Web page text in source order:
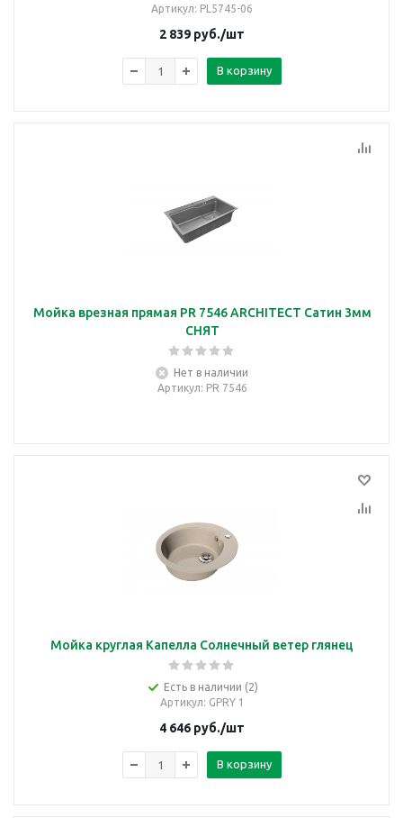
Артикул: PL5745-06
2 839 руб./шт
В корзину
Мойка врезная прямая PR 7546 ARCHITECT Сатин 3мм
СНЯТ
Нет в наличии
Артикул: PR 7546
Мойка круглая Капелла Солнечный ветер глянец
Есть в наличии (2)
Артикул: GPRY 1
4 646 руб./шт
В корзину